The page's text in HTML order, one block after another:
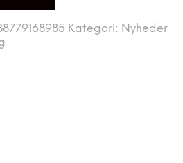
Kategori: Nyheder